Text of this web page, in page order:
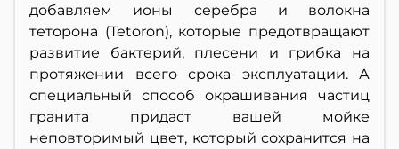
добавляем ионы серебра и волокна
теторона (Tetoron), которые предотвращают
развитие бактерий, плесени и грибка на
протяжении всего срока эксплуатации. А
специальный способ окрашивания частиц
гранита придаст вашей мойке
неповторимый цвет, который сохранится на